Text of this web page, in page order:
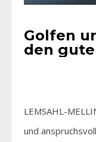
Golfen
den
LEMSAHL-
und